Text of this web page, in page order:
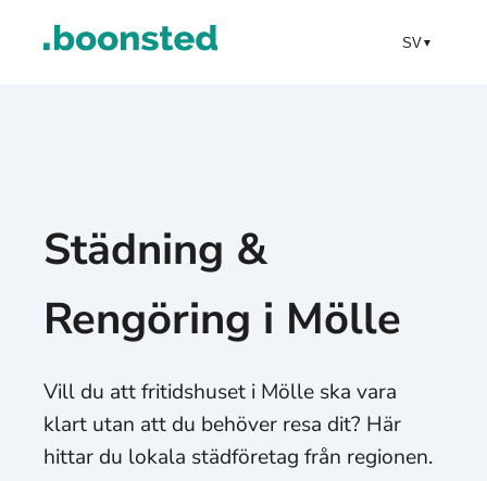
SV▼
Städning &
Rengöring i Mölle
Vill du att fritidshuset i Mölle ska vara
klart utan att du behöver resa dit? Här
hittar du lokala städföretag från regionen.